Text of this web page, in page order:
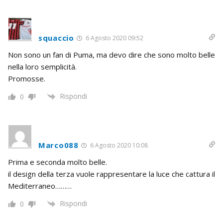
squaccio 6 Agosto 2020 09:52
Non sono un fan di Puma, ma devo dire che sono molto belle
nella loro semplicità.
Promosse.
0 Rispondi
Marco088 6 Agosto 2020 10:08
Prima e seconda molto belle.
il design della terza vuole rappresentare la luce che cattura il
Mediterraneo………
0 Rispondi